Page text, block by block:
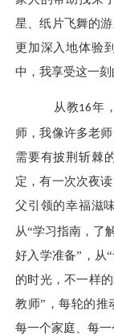
星、纸片飞舞的
更加深入地体验
中，我享受这一刻
从教16年
师，我像许多老
需要有披荆斩棘
定，有一次次夜
父引领的幸福滋
从“学习指南，了
好入学准备”，从
的时光，不一样
教师”，每轮的推
每一个家庭、每